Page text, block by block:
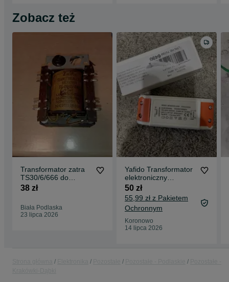
Zobacz też
Transformator zatra
TS30/6/666 do
lampowca
38 zł
Biała Podlaska
23 lipca 2026
Yafido Transformator
elektroniczny
halogenowy 230V
60W (27)
50 zł
55,99 zł z Pakietem
Ochronnym
Koronowo
14 lipca 2026